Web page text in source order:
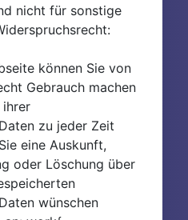
nicht für sonstige
können Sie von
Gebrauch machen
ihrer
zu jeder Zeit
eine Auskunft,
oder Löschung über
wünschen